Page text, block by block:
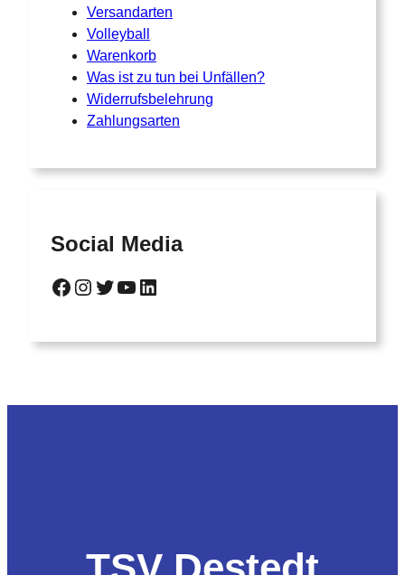
Versandarten
Volleyball
Warenkorb
Was ist zu tun bei Unfällen?
Widerrufsbelehrung
Zahlungsarten
Social Media
Facebook Instagram Twitter YouTube LinkedIn